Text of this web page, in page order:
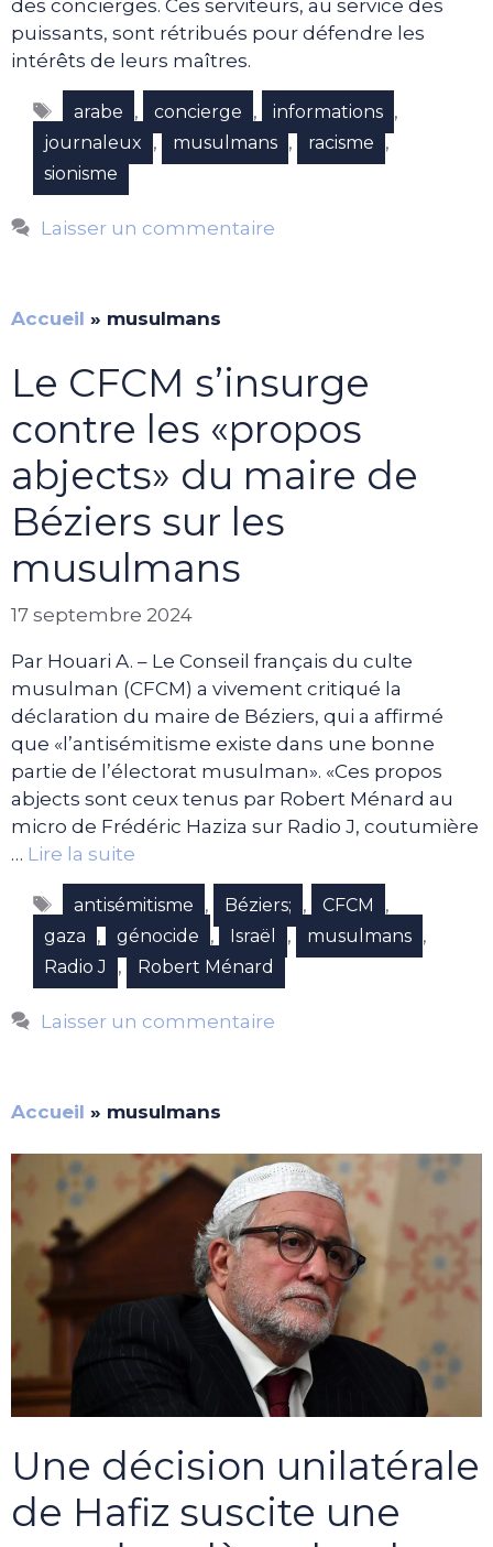
des concierges. Ces serviteurs, au service des
puissants, sont rétribués pour défendre les
intérêts de leurs maîtres.
Étiquettes
arabe , concierge , informations ,
journaleux , musulmans , racisme ,
sionisme
Laisser un commentaire
Accueil » musulmans
Le CFCM s’insurge
contre les «propos
abjects» du maire de
Béziers sur les
musulmans
17 septembre 2024
Par Houari A. – Le Conseil français du culte
musulman (CFCM) a vivement critiqué la
déclaration du maire de Béziers, qui a affirmé
que «l’antisémitisme existe dans une bonne
partie de l’électorat musulman». «Ces propos
abjects sont ceux tenus par Robert Ménard au
micro de Frédéric Haziza sur Radio J, coutumière
… Lire la suite
Étiquettes
antisémitisme , Béziers; , CFCM ,
gaza , génocide , Israël , musulmans ,
Radio J , Robert Ménard
Laisser un commentaire
Accueil » musulmans
Une décision unilatérale
de Hafiz suscite une